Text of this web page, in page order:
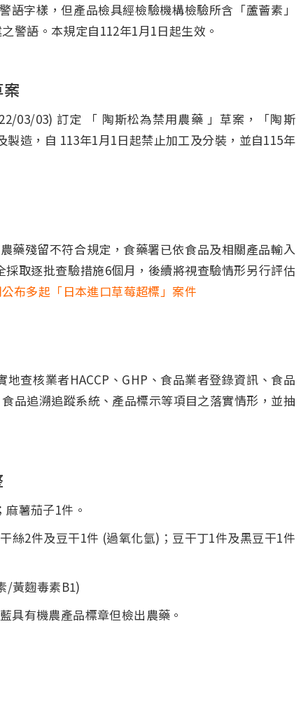
字樣，但產品檢具經檢驗機構檢驗所含「蘆薈素」
警語。本規定自112年1月1日起生效。
03) 訂定 「 陶斯松為禁用農藥 」草案，「陶斯
造，自 113年1月1日起禁止加工及分裝，並自115年
殘留不符合規定，食藥署已依食品及相關產品輸入
取逐批查驗措施6個月，後續將視查驗情形另行評估
布多起「日本進口草莓超標」案件
查核業者HACCP、GHP、食品業者登錄資訊、食品
品追溯追蹤系統、產品標示等項目之落實情形，並抽
薯茄子1件。
絲2件及豆干1件 (過氧化氫)；豆干丁1件及黑豆干1件
/黃麴毒素B1)
具有機農產品標章但檢出農藥。